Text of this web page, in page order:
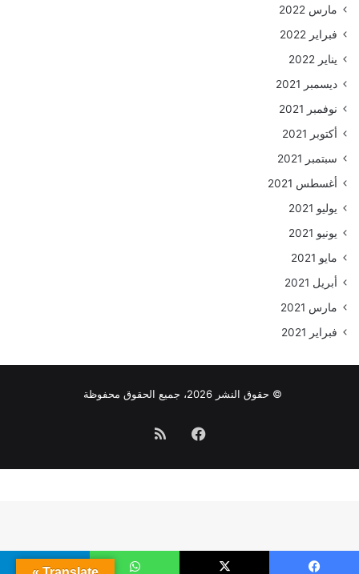
مارس 2022
فبراير 2022
يناير 2022
ديسمبر 2021
نوفمبر 2021
أكتوبر 2021
سبتمبر 2021
أغسطس 2021
يوليو 2021
يونيو 2021
مايو 2021
أبريل 2021
مارس 2021
فبراير 2021
© حقوق النشر 2026، جميع الحقوق محفوظة
فيسبوكملخص
الموقع